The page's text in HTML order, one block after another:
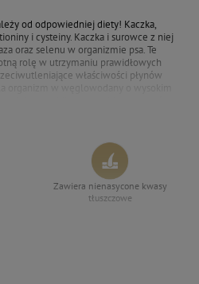
Noteci Premium zestaw mix
smaków 30 x 500 g
od odpowiedniej diety! Kaczka,
i cysteiny. Kaczka i surowce z niej
oraz selenu w organizmie psa. Te
rolę w utrzymaniu prawidłowych
właściwości płynów
Twojego psa!
Zawiera nienasycone kwasy
tłuszczowe